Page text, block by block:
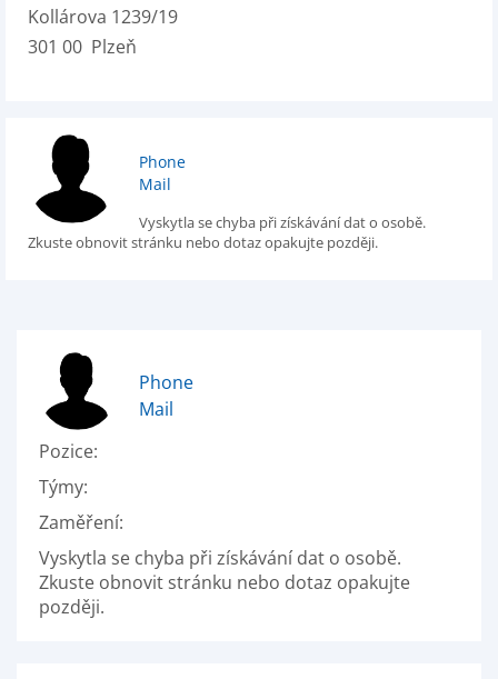
Kollárova 1239/19
301 00 Plzeň
Phone
Mail
Vyskytla se chyba při získávání dat o osobě.
Zkuste obnovit stránku nebo dotaz opakujte později.
Phone
Mail
Pozice:
Týmy:
Zaměření:
Vyskytla se chyba při získávání dat o osobě.
Zkuste obnovit stránku nebo dotaz opakujte
později.